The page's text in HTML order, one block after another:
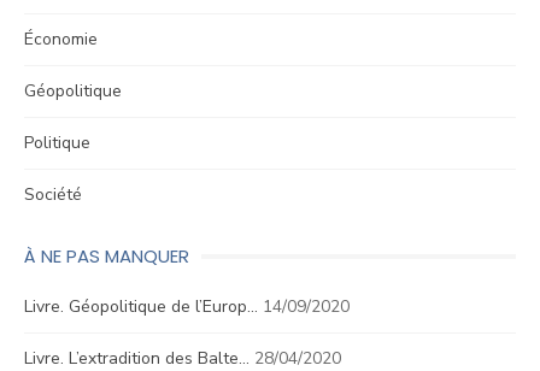
Économie
Géopolitique
Politique
Société
À NE PAS MANQUER
Livre. Géopolitique de l’Europ… 14/09/2020
Livre. L’extradition des Balte… 28/04/2020